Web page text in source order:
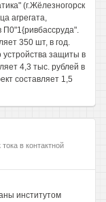
(г.Жёлезногорск
агрегата,
350 шт, в год.
защиты в
4,3 тыс. рублей в
составляет 1,5
в контактной
институтом